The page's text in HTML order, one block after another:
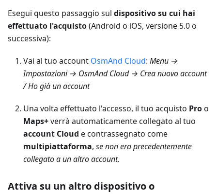
Esegui questo passaggio sul dispositivo su cui hai
effettuato l'acquisto(Android o iOS, versione 5.0 o
successiva):
Vai al tuo account OsmAnd Cloud: Menu →
Impostazioni → OsmAnd Cloud → Crea nuovo account
/ Ho già un account
Una volta effettuato l'accesso, il tuo acquisto Proo
Maps+verrà automaticamente collegato al tuo
account Cloud e contrassegnato come
multipiattaforma, se non era precedentemente
collegato a un altro account.
Attiva su un altro dispositivo o